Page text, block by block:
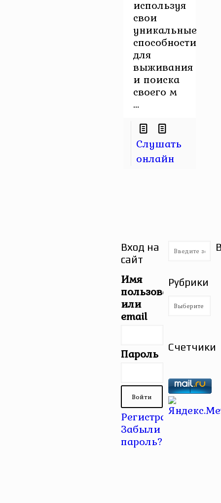
используя
свои
уникальные
способности
для
выживания
и поиска
своего м
...
Слушать
онлайн
Вход на
сайт
Имя
пользователя
или
email
Пароль
Регистрация |
Забыли
пароль?
Рубрики
Рубрики
Счетчики